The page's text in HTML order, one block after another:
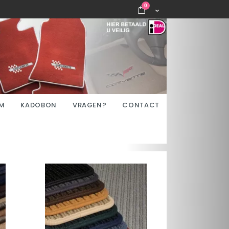
Cart
0 items
KADOBON VRAGEN? CONTACT